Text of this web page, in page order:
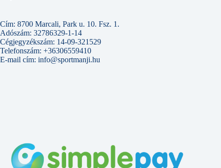
Cím: 8700 Marcali, Park u. 10. Fsz. 1.
Adószám: 32786329-1-14
Cégjegyzékszám: 14-09-321529
Telefonszám: +36306559410
E-mail cím: info@sportmanji.hu